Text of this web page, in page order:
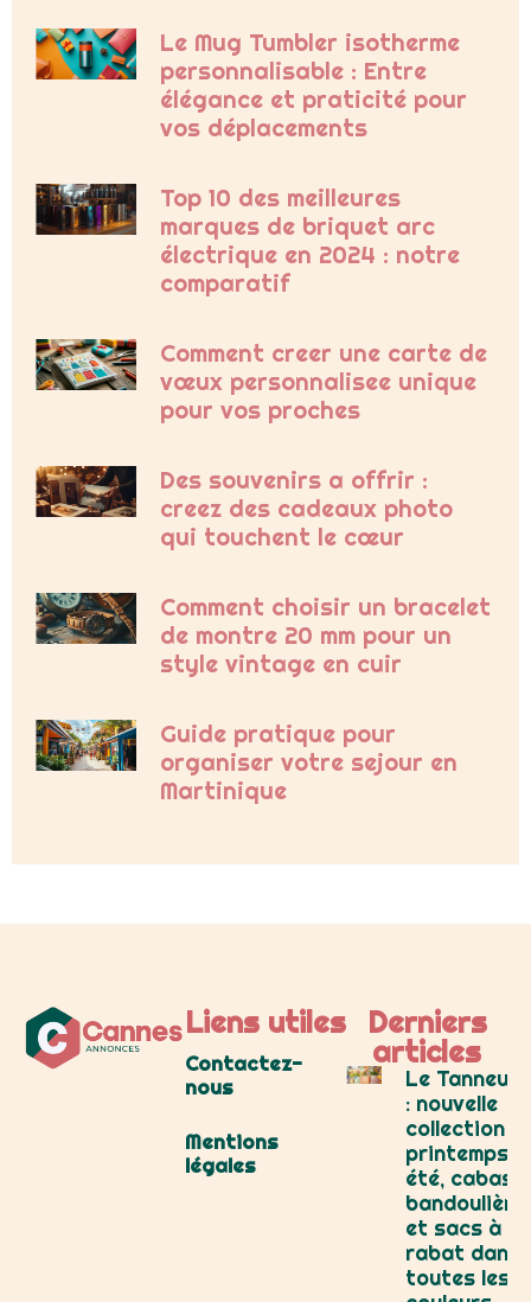
Le Mug Tumbler isotherme
personnalisable : Entre
élégance et praticité pour
vos déplacements
Top 10 des meilleures
marques de briquet arc
électrique en 2024 : notre
comparatif
Comment creer une carte de
vœux personnalisee unique
pour vos proches
Des souvenirs a offrir :
creez des cadeaux photo
qui touchent le cœur
Comment choisir un bracelet
de montre 20 mm pour un
style vintage en cuir
Guide pratique pour
organiser votre sejour en
Martinique
Liens utiles
Contactez-
nous
Mentions
légales
Derniers
articles
Le Tanneur
: nouvelle
collection
printemps-
été, cabas,
bandoulière
et sacs à
rabat dans
toutes les